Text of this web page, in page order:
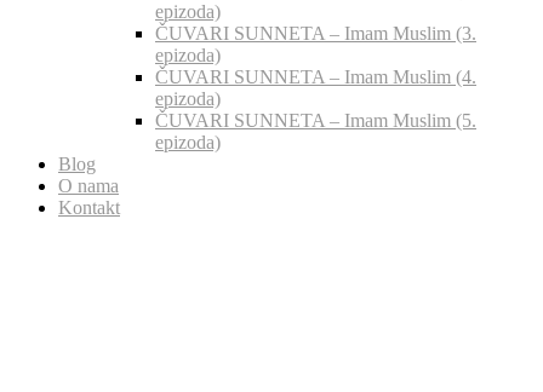
epizoda)
ČUVARI SUNNETA – Imam Muslim (3.
epizoda)
ČUVARI SUNNETA – Imam Muslim (4.
epizoda)
ČUVARI SUNNETA – Imam Muslim (5.
epizoda)
Blog
O nama
Kontakt